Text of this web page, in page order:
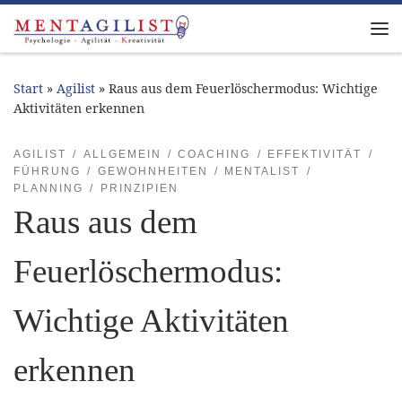
Zum Inhalt springen
Start » Agilist » Raus aus dem Feuerlöschermodus: Wichtige
Aktivitäten erkennen
AGILIST ALLGEMEIN COACHING
EFFEKTIVITÄT
FÜHRUNG
GEWOHNHEITEN
MENTALIST
PLANNING
PRINZIPIEN
Raus aus dem
Feuerlöschermodus:
Wichtige Aktivitäten
erkennen